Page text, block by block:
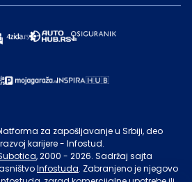
za zapošljavanje u Srbiji, deo
karijere - Infostud.
, 2000 - 2026. Sadržaj sajta
Infostuda. Zabranjeno je njegovo